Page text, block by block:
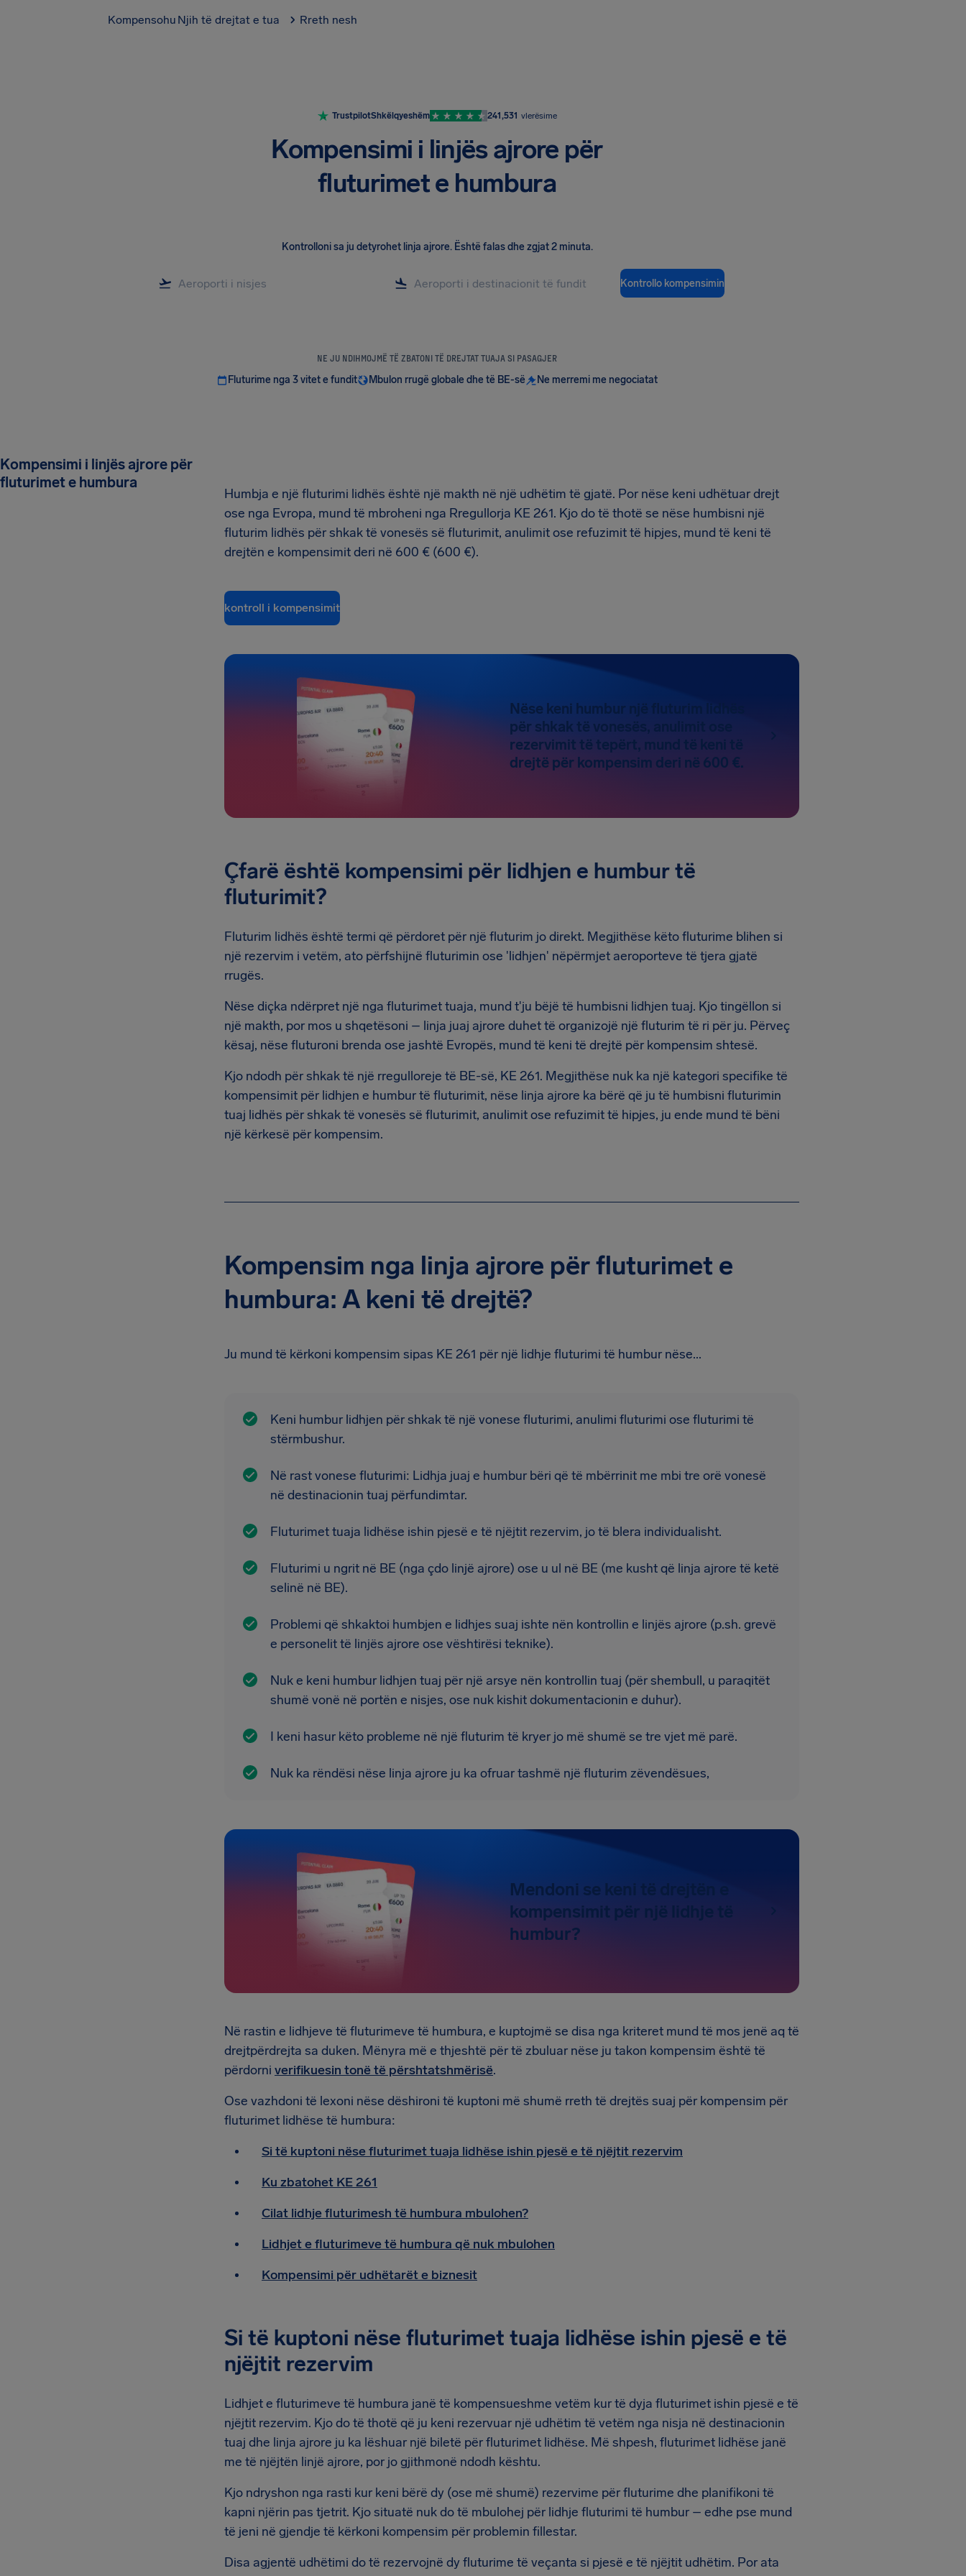
Kompensohu Njih të drejtat e tua Rreth nesh
TrustpilotShkëlqyeshëm 241,531 vlerësime
Kompensimi i linjës ajrore për
fluturimet e humbura
Kontrolloni sa ju detyrohet linja ajrore. Është falas dhe zgjat 2 minuta.
Kontrollo kompensimin
NE JU NDIHMOJMË TË ZBATONI TË DREJTAT TUAJA SI PASAGJER
Fluturime nga 3 vitet e fundit Mbulon rrugë globale dhe të BE-së Ne merremi me negociatat
Kompensimi i linjës ajrore për
fluturimet e humbura
Humbja e një fluturimi lidhës është një makth në një udhëtim të gjatë. Por nëse keni udhëtuar drejt
ose nga Evropa, mund të mbroheni nga Rregullorja KE 261. Kjo do të thotë se nëse humbisni një
fluturim lidhës për shkak të vonesës së fluturimit, anulimit ose refuzimit të hipjes, mund të keni të
drejtën e kompensimit deri në 600 € (600 €).
kontroll i kompensimit
Nëse keni humbur një fluturim lidhës
për shkak të vonesës, anulimit ose
rezervimit të tepërt, mund të keni të
drejtë për kompensim deri në 600 €.
Çfarë është kompensimi për lidhjen e humbur të
fluturimit?
Fluturim lidhës është termi që përdoret për një fluturim jo direkt. Megjithëse këto fluturime blihen si
një rezervim i vetëm, ato përfshijnë fluturimin ose 'lidhjen' nëpërmjet aeroporteve të tjera gjatë
rrugës.
Nëse diçka ndërpret një nga fluturimet tuaja, mund t'ju bëjë të humbisni lidhjen tuaj. Kjo tingëllon si
një makth, por mos u shqetësoni – linja juaj ajrore duhet të organizojë një fluturim të ri për ju. Përveç
kësaj, nëse fluturoni brenda ose jashtë Evropës, mund të keni të drejtë për kompensim shtesë.
Kjo ndodh për shkak të një rregulloreje të BE-së, KE 261. Megjithëse nuk ka një kategori specifike të
kompensimit për lidhjen e humbur të fluturimit, nëse linja ajrore ka bërë që ju të humbisni fluturimin
tuaj lidhës për shkak të vonesës së fluturimit, anulimit ose refuzimit të hipjes, ju ende mund të bëni
një kërkesë për kompensim.
Kompensim nga linja ajrore për fluturimet e
humbura: A keni të drejtë?
Ju mund të kërkoni kompensim sipas KE 261 për një lidhje fluturimi të humbur nëse...
Keni humbur lidhjen për shkak të një vonese fluturimi, anulimi fluturimi ose fluturimi të
stërmbushur.
Në rast vonese fluturimi: Lidhja juaj e humbur bëri që të mbërrinit me mbi tre orë vonesë
në destinacionin tuaj përfundimtar.
Fluturimet tuaja lidhëse ishin pjesë e të njëjtit rezervim, jo të blera individualisht.
Fluturimi u ngrit në BE (nga çdo linjë ajrore) ose u ul në BE (me kusht që linja ajrore të ketë
selinë në BE).
Problemi që shkaktoi humbjen e lidhjes suaj ishte nën kontrollin e linjës ajrore (p.sh. grevë
e personelit të linjës ajrore ose vështirësi teknike).
Nuk e keni humbur lidhjen tuaj për një arsye nën kontrollin tuaj (për shembull, u paraqitët
shumë vonë në portën e nisjes, ose nuk kishit dokumentacionin e duhur).
I keni hasur këto probleme në një fluturim të kryer jo më shumë se tre vjet më parë.
Nuk ka rëndësi nëse linja ajrore ju ka ofruar tashmë një fluturim zëvendësues,
Mendoni se keni të drejtën e
kompensimit për një lidhje të
humbur?
Në rastin e lidhjeve të fluturimeve të humbura, e kuptojmë se disa nga kriteret mund të mos jenë aq të
drejtpërdrejta sa duken. Mënyra më e thjeshtë për të zbuluar nëse ju takon kompensim është të
përdorni verifikuesin tonë të përshtatshmërisë.
Ose vazhdoni të lexoni nëse dëshironi të kuptoni më shumë rreth të drejtës suaj për kompensim për
fluturimet lidhëse të humbura:
Si të kuptoni nëse fluturimet tuaja lidhëse ishin pjesë e të njëjtit rezervim
Ku zbatohet KE 261
Cilat lidhje fluturimesh të humbura mbulohen?
Lidhjet e fluturimeve të humbura që nuk mbulohen
Kompensimi për udhëtarët e biznesit
Si të kuptoni nëse fluturimet tuaja lidhëse ishin pjesë e të
njëjtit rezervim
Lidhjet e fluturimeve të humbura janë të kompensueshme vetëm kur të dyja fluturimet ishin pjesë e të
njëjtit rezervim. Kjo do të thotë që ju keni rezervuar një udhëtim të vetëm nga nisja në destinacionin
tuaj dhe linja ajrore ju ka lëshuar një biletë për fluturimet lidhëse. Më shpesh, fluturimet lidhëse janë
me të njëjtën linjë ajrore, por jo gjithmonë ndodh kështu.
Kjo ndryshon nga rasti kur keni bërë dy (ose më shumë) rezervime për fluturime dhe planifikoni të
kapni njërin pas tjetrit. Kjo situatë nuk do të mbulohej për lidhje fluturimi të humbur – edhe pse mund
të jeni në gjendje të kërkoni kompensim për problemin fillestar.
Disa agjentë udhëtimi do të rezervojnë dy fluturime të veçanta si pjesë e të njëjtit udhëtim. Por ata